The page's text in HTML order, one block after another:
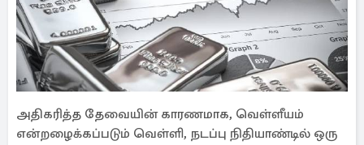
அதிகரித்த தேவையின் காரணமாக, வெள்ளீயம்
என்றழைக்கப்படும் வெள்ளி, நடப்பு நிதியாண்டில் ஒரு